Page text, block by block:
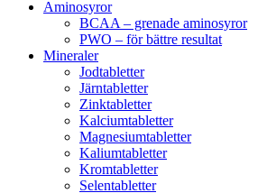
Aminosyror
BCAA – grenade aminosyror
PWO – för bättre resultat
Mineraler
Jodtabletter
Järntabletter
Zinktabletter
Kalciumtabletter
Magnesiumtabletter
Kaliumtabletter
Kromtabletter
Selentabletter